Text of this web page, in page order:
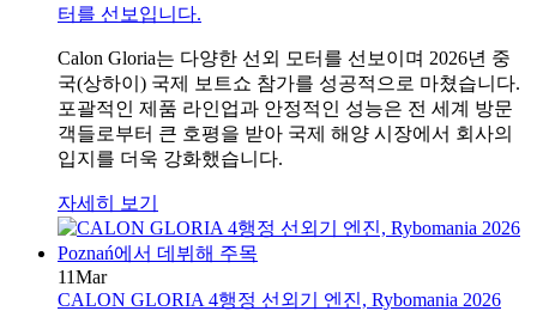
터를 선보입니다.
Calon Gloria는 다양한 선외 모터를 선보이며 2026년 중
국(상하이) 국제 보트쇼 참가를 성공적으로 마쳤습니다.
포괄적인 제품 라인업과 안정적인 성능은 전 세계 방문
객들로부터 큰 호평을 받아 국제 해양 시장에서 회사의
입지를 더욱 강화했습니다.
자세히 보기
11Mar
CALON GLORIA 4행정 선외기 엔진, Rybomania 2026